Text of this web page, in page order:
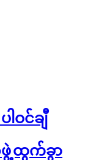
ါဝင်ချီ
ဖွဲ့ထွက်ခွာ